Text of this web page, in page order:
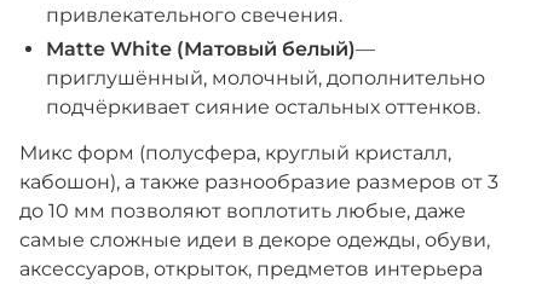
привлекательного свечения.
Matte White (Матовый белый)—
приглушённый, молочный, дополнительно
подчёркивает сияние остальных оттенков.
Микс форм (полусфера, круглый кристалл,
кабошон), а также разнообразие размеров от 3
до 10 мм позволяют воплотить любые, даже
самые сложные идеи в декоре одежды, обуви,
аксессуаров, открыток, предметов интерьера